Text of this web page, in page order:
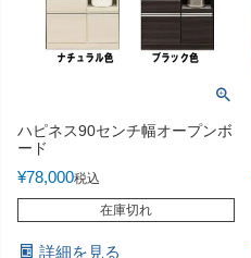
ハピネス90センチ幅オープンボ
ード
¥78,000税込
在庫切れ
詳細を見る